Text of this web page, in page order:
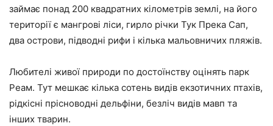
займає понад 200 квадратних кілометрів землі, на його
території є мангрові ліси, гирло річки Тук Прека Сап,
два острови, підводні рифи і кілька мальовничих пляжів.
Любителі живої природи по достоїнству оцінять парк
Реам. Тут мешкає кілька сотень видів екзотичних птахів,
рідкісні прісноводні дельфіни, безліч видів мавп та
інших тварин.